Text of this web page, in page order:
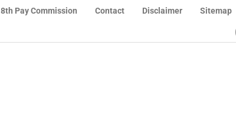
8th Pay Commission Contact Disclaimer Sitemap